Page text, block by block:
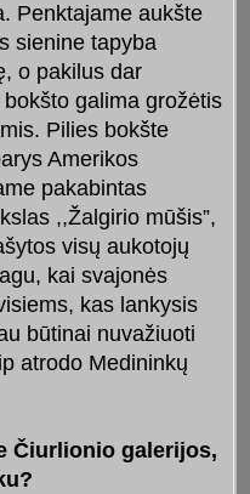
Penktajame aukšte
sienine tapyba
o pakilus dar
galima grožėtis
Pilies bokšte
Amerikos
pakabintas
,,Žalgirio mūšis”,
visų aukotojų
kai svajonės
kas lankysis
būtinai nuvažiuoti
atrodo Medininkų
Čiurlionio galerijos,